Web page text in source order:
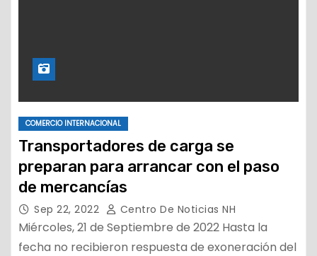
COMERCIO INTERNACIONAL
Transportadores de carga se
preparan para arrancar con el paso
de mercancías
Sep 22, 2022 Centro De Noticias NH
Miércoles, 21 de Septiembre de 2022 Hasta la
fecha no recibieron respuesta de exoneración del